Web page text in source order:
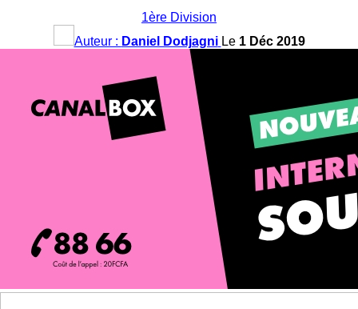
1ère Division
Auteur : Daniel Dodjagni Le 1 Déc 2019